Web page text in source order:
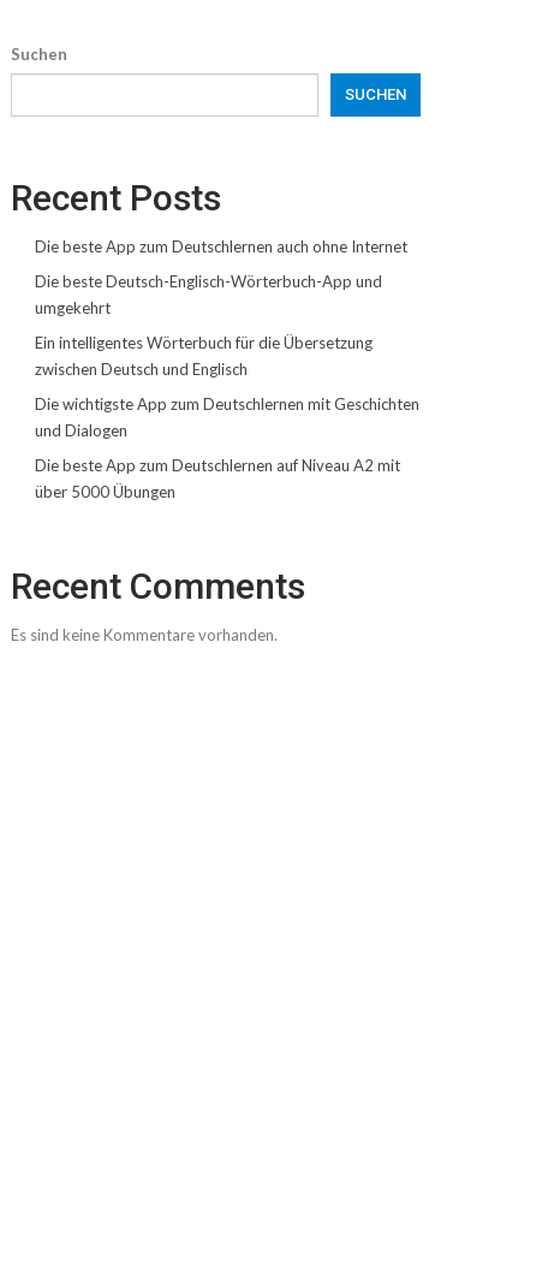
Suchen
SUCHEN
Recent Posts
Die beste App zum Deutschlernen auch ohne Internet
Die beste Deutsch-Englisch-Wörterbuch-App und
umgekehrt
Ein intelligentes Wörterbuch für die Übersetzung
zwischen Deutsch und Englisch
Die wichtigste App zum Deutschlernen mit Geschichten
und Dialogen
Die beste App zum Deutschlernen auf Niveau A2 mit
über 5000 Übungen
Recent Comments
Es sind keine Kommentare vorhanden.